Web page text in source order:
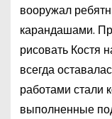
вооружал
карандашами.
рисовать Костя
всегда
работами стали
выполненные